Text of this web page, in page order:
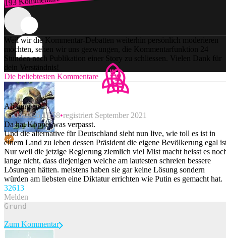
Zum Login
Weil wir die Kommentar-Debatten weiterhin persönlich moderieren
möchten, sehen wir uns gezwungen, die Kommentarfunktion 24
Stunden nach Publikation einer Story zu schliessen. Vielen Dank für
dein Verständnis!
Die beliebtesten Kommentare
Ali mini äntli
06.06.2026 11:58 registriert September 2021
Da hat Köppel was verpasst.
Und die alternative für Deutschland sieht nun live, wie toll es ist in
einem Land zu leben dessen Präsident die eigene Bevölkerung egal
Nur weil die jetzige Regierung ziemlich viel Mist macht heisst es
lange nicht, dass diejenigen welche am lautesten schreien bessere
Lösungen hätten. meistens haben sie gar keine Lösung sondern
würden am liebsten eine Diktatur errichten wie Putin es gemacht hat.
32613
Melden
Zum Kommentar